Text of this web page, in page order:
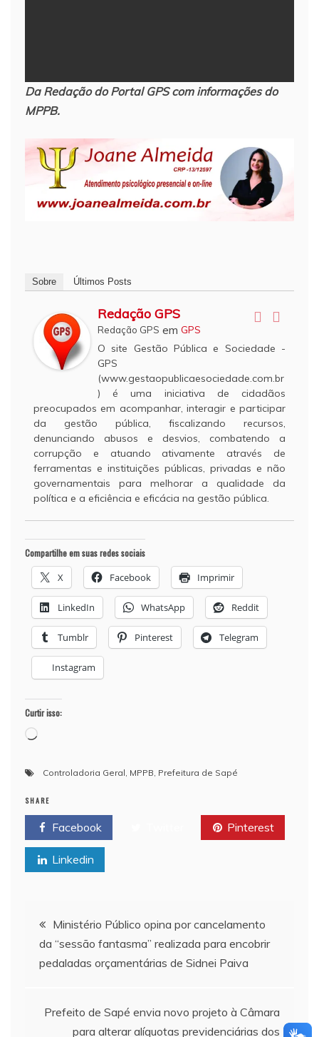
Da Redação do Portal GPS com informações do
MPPB.
Sobre Últimos Posts
Redação GPS
Redação GPS em GPS
O site Gestão Pública e Sociedade -
GPS
(www.gestaopublicaesociedade.com.br
) é uma iniciativa de cidadãos
preocupados em acompanhar, interagir e participar
da gestão pública, fiscalizando recursos,
denunciando abusos e desvios, combatendo a
corrupção e atuando ativamente através de
ferramentas e instituições públicas, privadas e não
governamentais para melhorar a qualidade da
política e a eficiência e eficácia na gestão pública.
Compartilhe em suas redes sociais
X Facebook Imprimir
LinkedIn WhatsApp Reddit
Tumblr Pinterest Telegram
Instagram
Curtir isso:
Carregando...
Controladoria Geral, MPPB, Prefeitura de Sapé
SHARE
Facebook Pinterest
Linkedin
Navegação de Post
Ministério Público opina por cancelamento
da “sessão fantasma” realizada para encobrir
pedaladas orçamentárias de Sidnei Paiva
Prefeito de Sapé envia novo projeto à Câmara
para alterar alíquotas previdenciárias dos